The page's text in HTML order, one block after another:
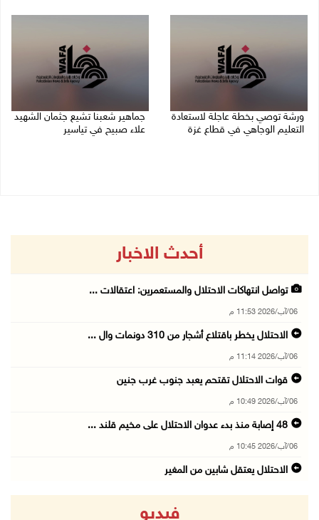
ورشة توصي بخطة عاجلة لاستعادة
التعليم الوجاهي في قطاع غزة
جماهير شعبنا تشيع جثمان الشهيد
علاء صبيح في تياسير
أحدث الاخبار
تواصل انتهاكات الاحتلال والمستعمرين: اعتقالات ...
06/آب/2026 11:53 م
الاحتلال يخطر باقتلاع أشجار من 310 دونمات وال ...
06/آب/2026 11:14 م
قوات الاحتلال تقتحم يعبد جنوب غرب جنين
06/آب/2026 10:49 م
48 إصابة منذ بدء عدوان الاحتلال على مخيم قلند ...
06/آب/2026 10:45 م
الاحتلال يعتقل شابين من المغير
وزير الداخلية يبحث مع مكافحة المخدرات الدولي ...
فيديو